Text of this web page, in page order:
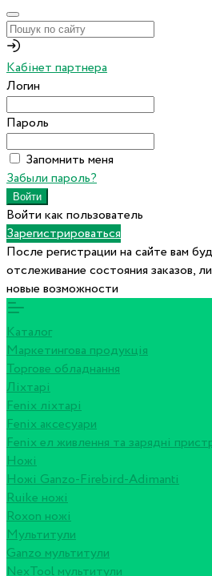
Кабінет партнера
Логин
Пароль
Запомнить меня
Забыли пароль?
Войти как пользователь
Зарегистрироваться
После регистрации на сайте вам
отслеживание состояния заказов,
новые возможности
Каталог
Маркетингова продукція
Торгове обладнання
Ліхтарі
Fenix ліхтарі
Fenix аксесуари
Fenix ел живлення та зарядні
Ножі
Ножі Ganzo-Firebird-Adimanti
Ruike ножі
Roxon ножi
Мультитули
Ganzo мультитули
NexTool мультитули